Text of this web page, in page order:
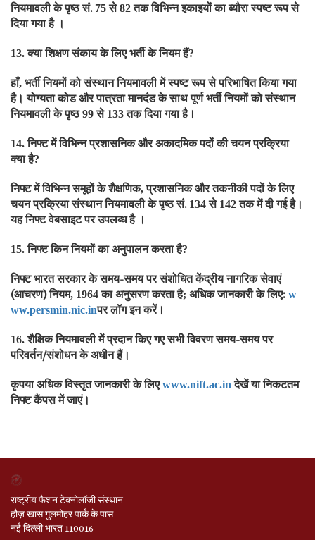
नियमावली के पृष्ठ सं. 75से82तक विभिन्न इकाइयों का ब्यौरा स्पष्ट रूप से
दिया गया है ।
13.क्या शिक्षण संकाय के लिए भर्ती के नियम हैं?
हाँ, भर्ती नियमों को संस्थान नियमावली में स्पष्ट रूप से परिभाषित किया गया
है। योग्यता कोड और पात्रता मानदंड के साथ पूर्ण भर्ती नियमों को संस्थान
नियमावली के पृष्ठ99से 133तक दिया गया है।
14.निफ्ट में विभिन्न प्रशासनिक और अकादमिक पदों की चयन प्रक्रिया
क्या है?
निफ्ट में विभिन्न समूहों के शैक्षणिक,प्रशासनिक और तकनीकी पदों के लिए
चयन प्रक्रिया संस्थान नियमावली के पृष्ठ सं. 134से 142तक में दी गई है।
यह निफ्ट वेबसाइट पर उपलब्ध है ।
15.निफ्ट किन नियमों का अनुपालन करता है?
निफ्ट भारत सरकार के समय-समय पर संशोधित केंद्रीय नागरिक सेवाएं
(आचरण) नियम, 1964का अनुसरण करता है; अधिक जानकारी के लिए: w
ww.persmin.nic.inपर लॉग इन करें।
16.शैक्षिक नियमावली में प्रदान किए गए सभी विवरण समय-समय पर
परिवर्तन/संशोधन के अधीन हैं।
कृपया अधिक विस्तृत जानकारी के लिएwww.nift.ac.in देखें या निकटतम
निफ्ट कैंपस में जाएं।
राष्ट्रीय फैशन टेक्नोलॉजी संस्थान
हौज़ खास गुलमोहर पार्क के पास
नई दिल्ली भारत 110016